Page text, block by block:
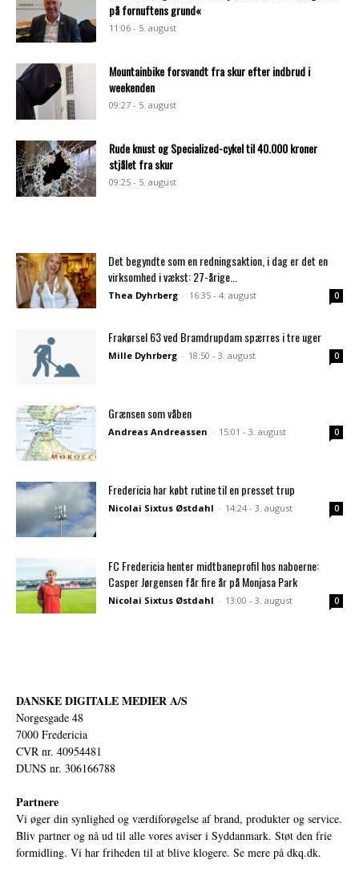
på fornuftens grund«
11:06 - 5. august
Mountainbike forsvandt fra skur efter indbrud i
weekenden
09:27 - 5. august
Rude knust og Specialized-cykel til 40.000 kroner
stjålet fra skur
09:25 - 5. august
Det begyndte som en redningsaktion, i dag er det en
virksomhed i vækst: 27-årige...
Thea Dyhrberg - 16:35 - 4. august 0
Frakørsel 63 ved Bramdrupdam spærres i tre uger
Mille Dyhrberg - 18:50 - 3. august 0
Grænsen som våben
Andreas Andreassen - 15:01 - 3. august 0
Fredericia har købt rutine til en presset trup
Nicolai Sixtus Østdahl - 14:24 - 3. august 0
FC Fredericia henter midtbaneprofil hos naboerne:
Casper Jørgensen får fire år på Monjasa Park
Nicolai Sixtus Østdahl - 13:00 - 3. august 0
DANSKE DIGITALE MEDIER A/S
Norgesgade 48
7000 Fredericia
CVR nr. 40954481
DUNS nr. 306166788
Partnere
Vi øger din synlighed og værdiforøgelse af brand, produkter og service.
Bliv partner og nå ud til alle vores aviser i Syddanmark. Støt den frie
formidling. Vi har friheden til at blive klogere. Se mere på dkq.dk.